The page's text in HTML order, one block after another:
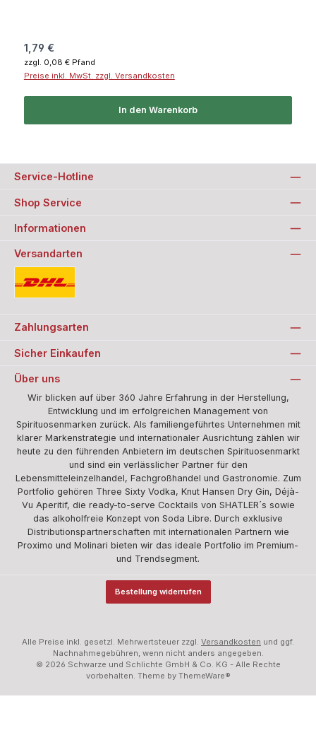
Regulärer Preis:
1,79 €
zzgl. 0,08 € Pfand
Preise inkl. MwSt. zzgl. Versandkosten
In den Warenkorb
Service-Hotline
Shop Service
Informationen
Versandarten
Zahlungsarten
Sicher Einkaufen
Über uns
Wir blicken auf über 360 Jahre Erfahrung in der Herstellung,
Entwicklung und im erfolgreichen Management von
Spirituosenmarken zurück. Als familiengeführtes Unternehmen mit
klarer Markenstrategie und internationaler Ausrichtung zählen wir
heute zu den führenden Anbietern im deutschen Spirituosenmarkt
und sind ein verlässlicher Partner für den
Lebensmitteleinzelhandel, Fachgroßhandel und Gastronomie. Zum
Portfolio gehören Three Sixty Vodka, Knut Hansen Dry Gin, Déjà-
Vu Aperitif, die ready-to-serve Cocktails von SHATLER´s sowie
das alkoholfreie Konzept von Soda Libre. Durch exklusive
Distributionspartnerschaften mit internationalen Partnern wie
Proximo und Molinari bieten wir das ideale Portfolio im Premium-
und Trendsegment.
Bestellung widerrufen
Alle Preise inkl. gesetzl. Mehrwertsteuer zzgl. Versandkosten und ggf.
Nachnahmegebühren, wenn nicht anders angegeben.
© 2026 Schwarze und Schlichte GmbH & Co. KG - Alle Rechte
vorbehalten. Theme by ThemeWare®